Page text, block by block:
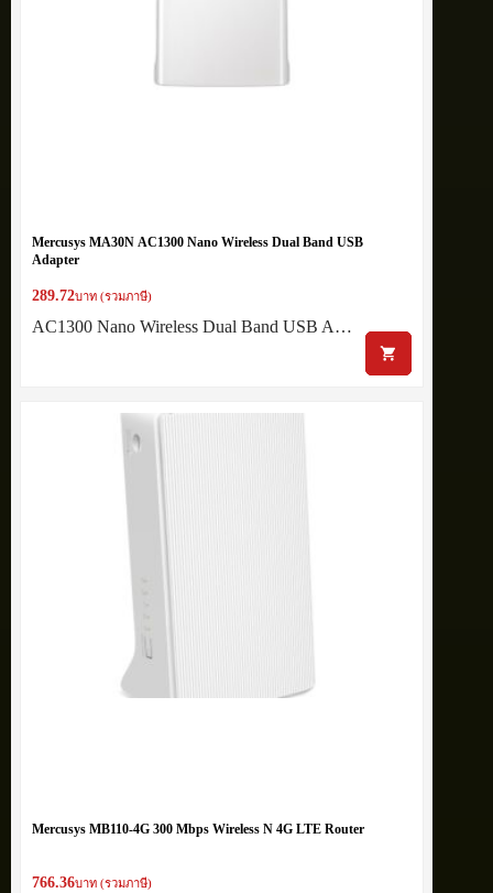
Mercusys MA30N AC1300 Nano Wireless Dual Band USB
Adapter
289.72บาท (รวมภาษี)
AC1300 Nano Wireless Dual Band USB A…
Mercusys MB110-4G 300 Mbps Wireless N 4G LTE Router
766.36บาท (รวมภาษี)